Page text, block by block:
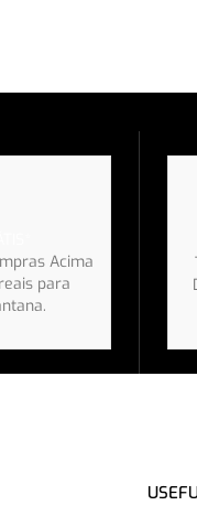
Acima
para